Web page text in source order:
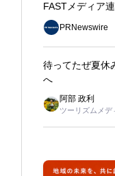
FASTメディア
PRNewswire
待ってたぜ夏
へ
阿部 政利
ツーリズムメデ